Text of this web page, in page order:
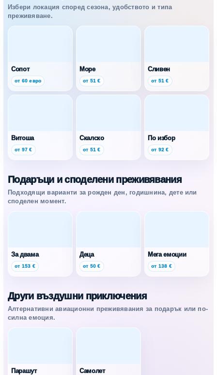
Избери локация според сезона, удобството и типа
преживяване.
Сопот
от 60 евро
Море
от 51 €
Сливен
от 51 €
Витоша
от 97 €
Скалско
от 51 €
По избор
от 92 €
Подаръци и споделени преживявания
Подходящи варианти за рожден ден, годишнина, дете или
споделен момент.
За двама
от 153 €
Деца
от 50 €
Мега емоции
от 138 €
Други въздушни приключения
Алтернативни авиационни преживявания за подарък или по-
силна емоция.
Парашут Самолет